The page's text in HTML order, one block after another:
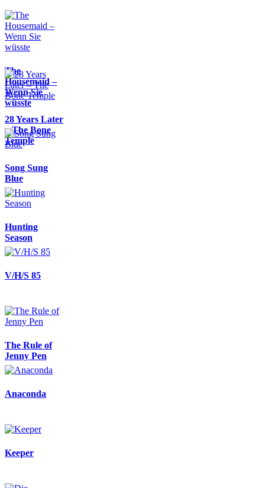
The
Housemaid –
Wenn Sie
wüsste
28 Years Later
– The Bone
Temple
Song Sung
Blue
Hunting
Season
V/H/S 85
The Rule of
Jenny Pen
Anaconda
Keeper